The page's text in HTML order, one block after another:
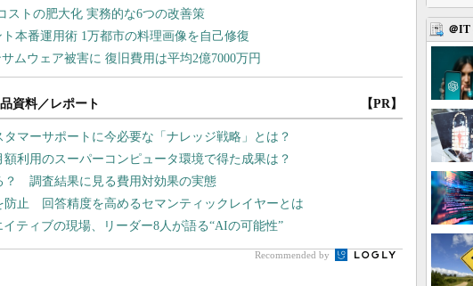
資料／レポート 【PR】
マーサポートに今必要な「ナレッジ戦略」とは？
額利用のスーパーコンピュータ環境で得た成果は？
？ 調査結果に見る費用対効果の実態
防止 回答精度を高めるセマンティックレイヤーとは
ティブの現場、リーダー8人が語る“AIの可能性”
Recommended by
＠IT